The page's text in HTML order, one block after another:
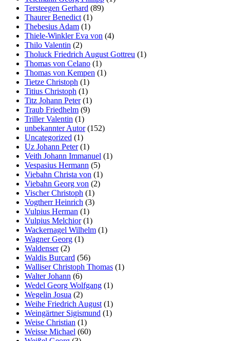
Tersteegen Gerhard (89)
Thaurer Benedict (1)
Thebesius Adam (1)
Thiele-Winkler Eva von (4)
Thilo Valentin (2)
Tholuck Friedrich August Gottreu (1)
Thomas von Celano (1)
Thomas von Kempen (1)
Tietze Christoph (1)
Titius Christoph (1)
Titz Johann Peter(1)
Traub Friedhelm (9)
Triller Valentin (1)
unbekannter Autor(152)
Uncategorized (1)
Uz Johann Peter(1)
Veith Johann Immanuel (1)
Vespasius Hermann (5)
Viebahn Christa von (1)
Viebahn Georg von (2)
Vischer Christoph (1)
Vogtherr Heinrich (3)
Vulpius Herman (1)
Vulpius Melchior(1)
Wackernagel Wilhelm (1)
Wagner Georg (1)
Waldenser(2)
Waldis Burcard (56)
Walliser Christoph Thomas (1)
Walter Johann (6)
Wedel Georg Wolfgang (1)
Wegelin Josua (2)
Weihe Friedrich August (1)
Weingärtner Sigismund (1)
Weise Christian (1)
Weisse Michael (60)